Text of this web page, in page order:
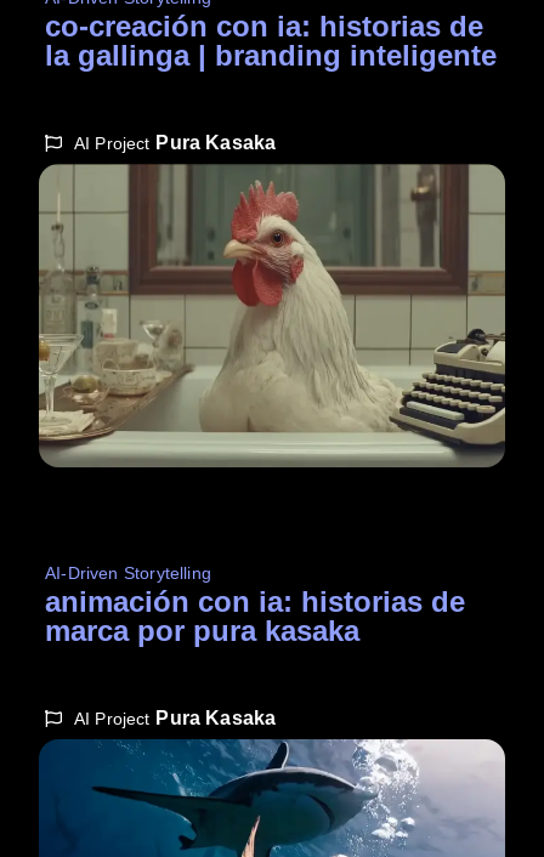
co-creación con ia: historias de
la gallinga | branding inteligente
AI Project Pura Kasaka
AI-Driven Storytelling
animación con ia: historias de
marca por pura kasaka
AI Project Pura Kasaka